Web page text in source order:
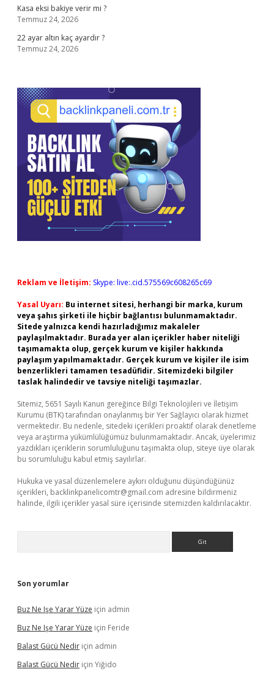
Kasa eksi bakiye verir mi ?
Temmuz 24, 2026
22 ayar altın kaç ayardır ?
Temmuz 24, 2026
Reklam ve İletişim: Skype: live:.cid.575569c608265c69
Yasal Uyarı: Bu internet sitesi, herhangi bir marka, kurum
veya şahıs şirketi ile hiçbir bağlantısı bulunmamaktadır.
Sitede yalnızca kendi hazırladığımız makaleler
paylaşılmaktadır. Burada yer alan içerikler haber niteliği
taşımamakta olup, gerçek kurum ve kişiler hakkında
paylaşım yapılmamaktadır. Gerçek kurum ve kişiler ile isim
benzerlikleri tamamen tesadüfidir. Sitemizdeki bilgiler
taslak halindedir ve tavsiye niteliği taşımazlar.
Sitemiz, 5651 Sayılı Kanun gereğince Bilgi Teknolojileri ve İletişim
Kurumu (BTK) tarafından onaylanmış bir Yer Sağlayıcı olarak hizmet
vermektedir. Bu nedenle, sitedeki içerikleri proaktif olarak denetleme
veya araştırma yükümlülüğümüz bulunmamaktadır. Ancak, üyelerimiz
yazdıkları içeriklerin sorumluluğunu taşımakta olup, siteye üye olarak
bu sorumluluğu kabul etmiş sayılırlar.
Hukuka ve yasal düzenlemelere aykırı olduğunu düşündüğünüz
içerikleri, backlinkpanelicomtr@gmail.com adresine bildirmeniz
halinde, ilgili içerikler yasal süre içerisinde sitemizden kaldırılacaktır.
Son yorumlar
Buz Ne Işe Yarar Yüze için admin
Buz Ne Işe Yarar Yüze için Feride
Balast Gücü Nedir için admin
Balast Gücü Nedir için Yiğido